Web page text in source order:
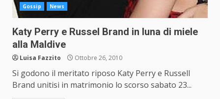
Gossip News
Katy Perry e Russel Brand in luna di miele
alla Maldive
Luisa Fazzito Ottobre 26, 2010
Si godono il meritato riposo Katy Perry e Russell
Brand unitisi in matrimonio lo scorso sabato 23...